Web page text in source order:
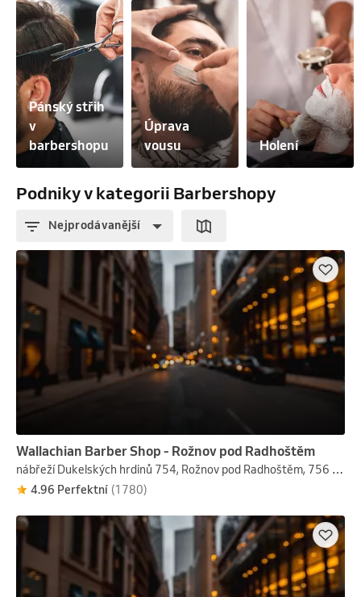
Pánský střih
v
barbershopu
Úprava
vousu
Holení
Podniky v kategorii Barbershopy
Nejprodávanější
Wallachian Barber Shop - Rožnov pod Radhoštěm
nábřeží Dukelských hrdinů 754, Rožnov pod Radhoštěm, 756 61
4.96 Perfektní (1780)